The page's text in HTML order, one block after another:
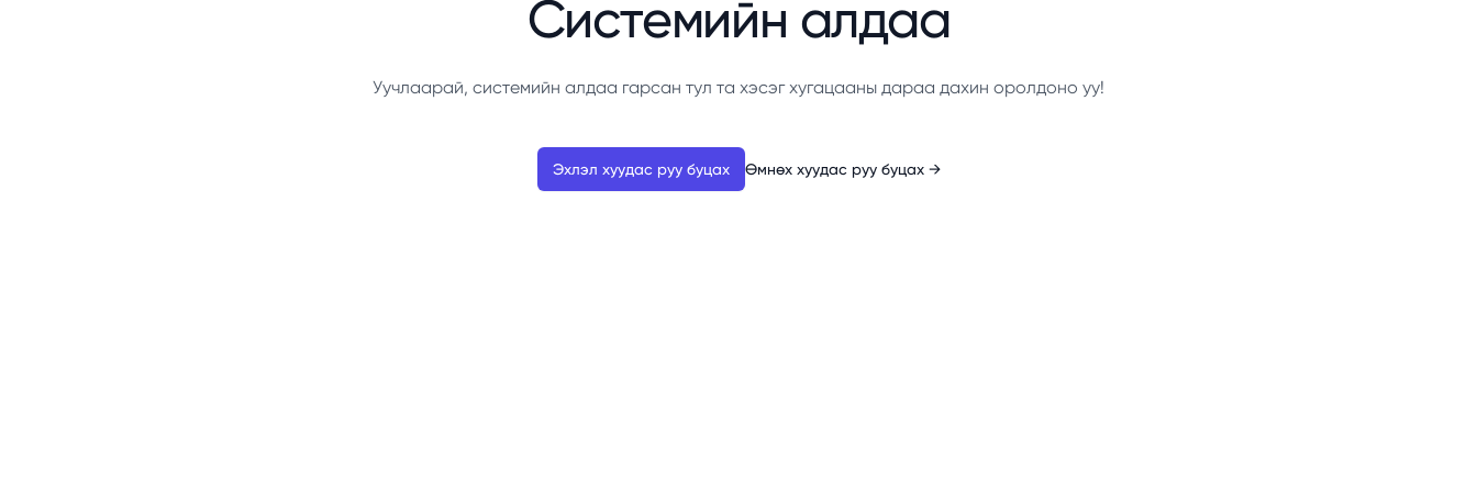
Системийн алдаа
Уучлаарай, системийн алдаа гарсан тул та хэсэг хугацааны дараа дахин оролдоно уу!
Эхлэл хуудас руу буцах Өмнөх хуудас руу буцах →